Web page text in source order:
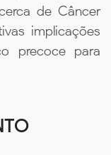
de Câncer
implicações
precoce para